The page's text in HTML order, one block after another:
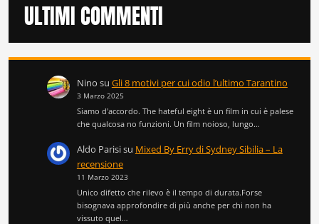
ULTIMI COMMENTI
Nino su Gli 8 motivi per cui odio l’ultimo Tarantino
3 Marzo 2025
Siamo d'accordo. The hateful eight è un film in cui è palese
che qualcosa no funzioni. Un film noioso, lungo…
Aldo Parisisu Mixed By Erry di Sydney Sibilia – La
recensione
11 Marzo 2023
Unico difetto che rilevo è il tempo di durata.Forse
bisognava approfondire di più anche per chi non ha
vissuto quel…